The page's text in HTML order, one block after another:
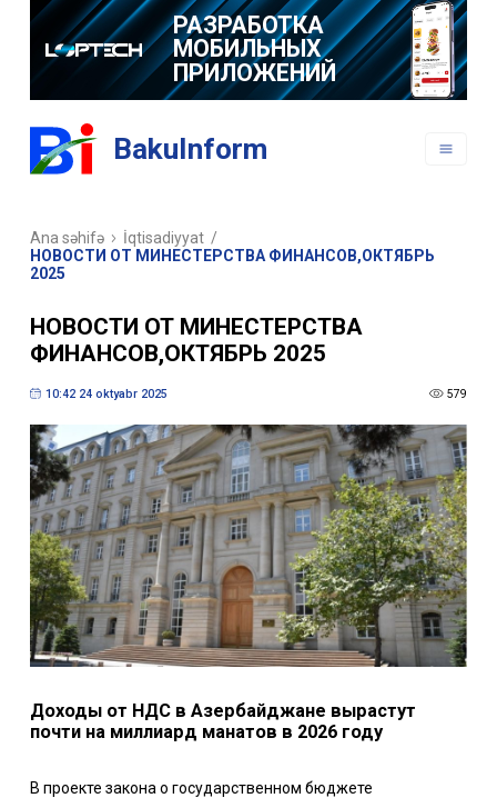
РАЗРАБОТКА
МОБИЛЬНЫХ
ПРИЛОЖЕНИЙ
BakuInform
Ana səhifə İqtisadiyyat /
НОВОСТИ ОТ МИНЕСТЕРСТВА ФИНАНСОВ,ОКТЯБРЬ
2025
НОВОСТИ ОТ МИНЕСТЕРСТВА
ФИНАНСОВ,ОКТЯБРЬ 2025
10:42 24 oktyabr 2025 579
Доходы от НДС в Азербайджане вырастут
почти на миллиард манатов в 2026 году
В проекте закона о государственном бюджете